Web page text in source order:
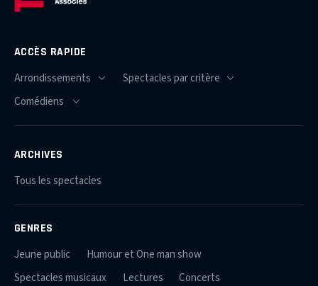
ACCÈS RAPIDE
ARCHIVES
Tous les spectacles
GENRES
Jeune public
Humour et One man show
Spectacles musicaux
Lectures
Concerts